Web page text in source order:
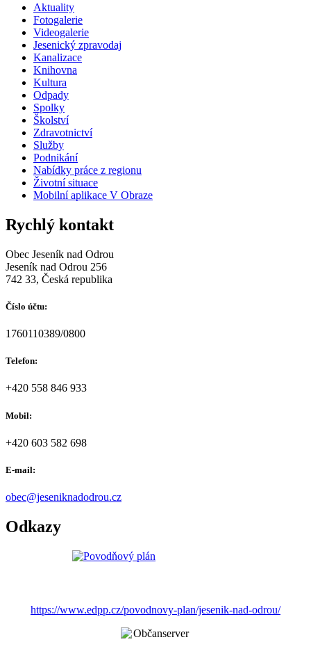
Aktuality
Fotogalerie
Videogalerie
Jesenický zpravodaj
Kanalizace
Knihovna
Kultura
Odpady
Spolky
Školství
Zdravotnictví
Služby
Podnikání
Nabídky práce z regionu
Životní situace
Mobilní aplikace V Obraze
Rychlý kontakt
Obec Jeseník nad Odrou
Jeseník nad Odrou 256
742 33, Česká republika
Číslo účtu:
1760110389/0800
Telefon:
+420 558 846 933
Mobil:
+420 603 582 698
E-mail:
obec@jeseniknadodrou.cz
Odkazy
https://www.edpp.cz/povodnovy-plan/jesenik-nad-odrou/